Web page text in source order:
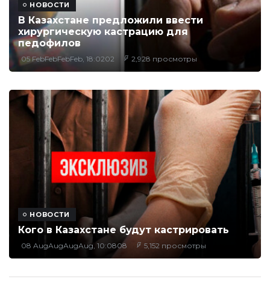
НОВОСТИ
В Казахстане предложили ввести
хирургическую кастрацию для
педофилов
05 FebFebFebFeb, 18:0202 2,928 просмотры
НОВОСТИ
Кого в Казахстане будут кастрировать
08 AugAugAugAug, 10:0808 5,152 просмотры